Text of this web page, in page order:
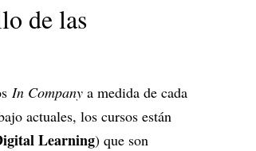
de las
In Company a medida de cada
actuales, los cursos están
Learning) que son